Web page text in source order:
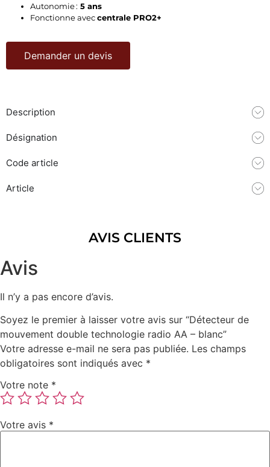
Autonomie : 5 ans
Fonctionne aveccentrale PRO2+
Demander un devis
Description
Désignation
Code article
Article
AVIS CLIENTS
Avis
Il n’y a pas encore d’avis.
Soyez le premier à laisser votre avis sur “Détecteur de
mouvement double technologie radio AA – blanc​”
Votre adresse e-mail ne sera pas publiée. Les champs
obligatoires sont indiqués avec *
Votre note *
Votre avis *